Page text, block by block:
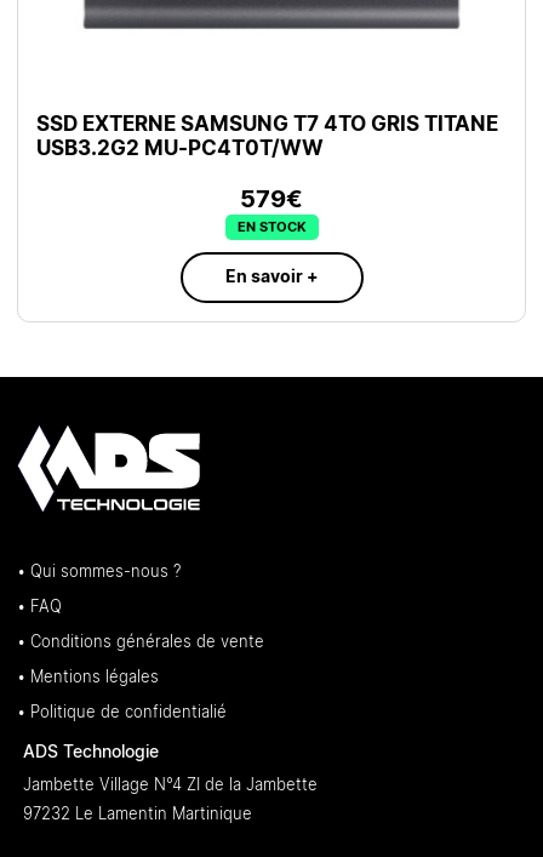
SSD EXTERNE SAMSUNG T7 4TO GRIS TITANE
USB3.2G2 MU-PC4T0T/WW
579€
EN STOCK
En savoir +
• Qui sommes-nous ?
• FAQ
• Conditions générales de vente
• Mentions légales
• Politique de confidentialié
ADS Technologie
Jambette Village N°4 ZI de la Jambette
97232 Le Lamentin Martinique